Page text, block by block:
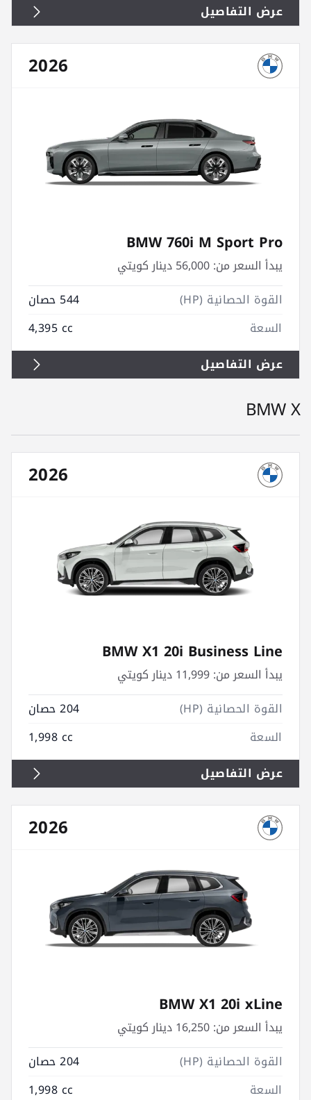
عرض التفاصيل
2026
BMW 760i M Sport Pro
يبدأ السعر من:
القوة الحصانية (HP)
544 حصان
السعة
4,395 cc
عرض التفاصيل
BMW X
2026
BMW X1 20i Business Line
يبدأ السعر من:
القوة الحصانية (HP)
204 حصان
السعة
1,998 cc
عرض التفاصيل
2026
BMW X1 20i xLine
يبدأ السعر من:
القوة الحصانية (HP)
204 حصان
السعة
1,998 cc